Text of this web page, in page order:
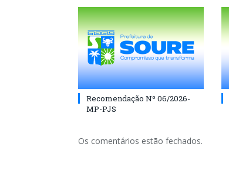
Recomendação Nº 06/2026-
MP-PJS
Os comentários estão fechados.